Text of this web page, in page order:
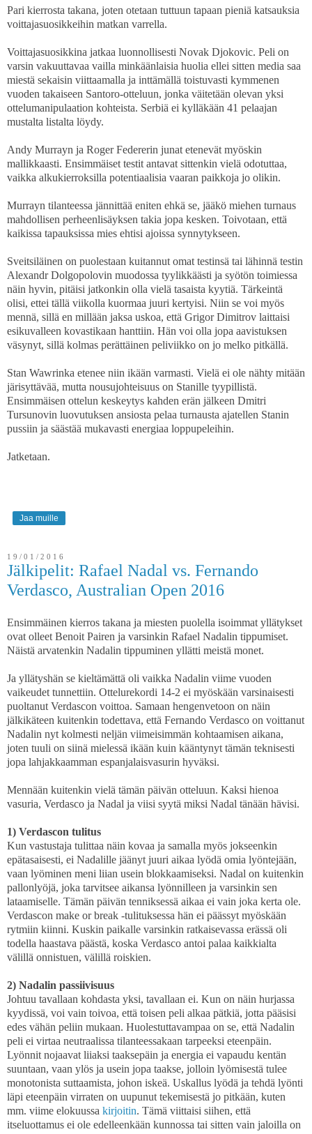
Pari kierrosta takana, joten otetaan tuttuun tapaan pieniä katsauksia
voittajasuosikkeihin matkan varrella.
Voittajasuosikkina jatkaa luonnollisesti Novak Djokovic. Peli on
varsin vakuuttavaa vailla minkäänlaisia huolia ellei sitten media saa
miestä sekaisin viittaamalla ja inttämällä toistuvasti kymmenen
vuoden takaiseen Santoro-otteluun, jonka väitetään olevan yksi
ottelumanipulaation kohteista. Serbiä ei kylläkään 41 pelaajan
mustalta listalta löydy.
Andy Murrayn ja Roger Federerin junat etenevät myöskin
mallikkaasti. Ensimmäiset testit antavat sittenkin vielä odotuttaa,
vaikka alkukierroksilla potentiaalisia vaaran paikkoja jo olikin.
Murrayn tilanteessa jännittää eniten ehkä se, jääkö miehen turnaus
mahdollisen perheenlisäyksen takia jopa kesken. Toivotaan, että
kaikissa tapauksissa mies ehtisi ajoissa synnytykseen.
Sveitsiläinen on puolestaan kuitannut omat testinsä tai lähinnä testin
Alexandr Dolgopolovin muodossa tyylikkäästi ja syötön toimiessa
näin hyvin, pitäisi jatkonkin olla vielä tasaista kyytiä. Tärkeintä
olisi, ettei tällä viikolla kuormaa juuri kertyisi. Niin se voi myös
mennä, sillä en millään jaksa uskoa, että Grigor Dimitrov laittaisi
esikuvalleen kovastikaan hanttiin. Hän voi olla jopa aavistuksen
väsynyt, sillä kolmas perättäinen peliviikko on jo melko pitkällä.
Stan Wawrinka etenee niin ikään varmasti. Vielä ei ole nähty mitään
järisyttävää, mutta nousujohteisuus on Stanille tyypillistä.
Ensimmäisen ottelun keskeytys kahden erän jälkeen Dmitri
Tursunovin luovutuksen ansiosta pelaa turnausta ajatellen Stanin
pussiin ja säästää mukavasti energiaa loppupeleihin.
Jatketaan.
Jaa muille
19/01/2016
Jälkipelit: Rafael Nadal vs. Fernando
Verdasco, Australian Open 2016
Ensimmäinen kierros takana ja miesten puolella isoimmat yllätykset
ovat olleet Benoit Pairen ja varsinkin Rafael Nadalin tippumiset.
Näistä arvatenkin Nadalin tippuminen yllätti meistä monet.
Ja yllätyshän se kieltämättä oli vaikka Nadalin viime vuoden
vaikeudet tunnettiin. Ottelurekordi 14-2 ei myöskään varsinaisesti
puoltanut Verdascon voittoa. Samaan hengenvetoon on näin
jälkikäteen kuitenkin todettava, että Fernando Verdasco on voittanut
Nadalin nyt kolmesti neljän viimeisimmän kohtaamisen aikana,
joten tuuli on siinä mielessä ikään kuin kääntynyt tämän teknisesti
jopa lahjakkaamman espanjalaisvasurin hyväksi.
Mennään kuitenkin vielä tämän päivän otteluun. Kaksi hienoa
vasuria, Verdasco ja Nadal ja viisi syytä miksi Nadal tänään hävisi.
1) Verdascon tulitus
Kun vastustaja tulittaa näin kovaa ja samalla myös jokseenkin
epätasaisesti, ei Nadalille jäänyt juuri aikaa lyödä omia lyöntejään,
vaan lyöminen meni liian usein blokkaamiseksi. Nadal on kuitenkin
pallonlyöjä, joka tarvitsee aikansa lyönnilleen ja varsinkin sen
lataamiselle. Tämän päivän tenniksessä aikaa ei vain joka kerta ole.
Verdascon make or break -tulituksessa hän ei päässyt myöskään
rytmiin kiinni. Kuskin paikalle varsinkin ratkaisevassa erässä oli
todella haastava päästä, koska Verdasco antoi palaa kaikkialta
välillä onnistuen, välillä roiskien.
2) Nadalin passiivisuus
Johtuu tavallaan kohdasta yksi, tavallaan ei. Kun on näin hurjassa
kyydissä, voi vain toivoa, että toisen peli alkaa pätkiä, jotta pääsisi
edes vähän peliin mukaan. Huolestuttavampaa on se, että Nadalin
peli ei virtaa neutraalissa tilanteessakaan tarpeeksi eteenpäin.
Lyönnit nojaavat liiaksi taaksepäin ja energia ei vapaudu kentän
suuntaan, vaan ylös ja usein jopa taakse, jolloin lyömisestä tulee
monotonista suttaamista, johon iskeä. Uskallus lyödä ja tehdä lyönti
läpi eteenpäin virraten on uupunut tekemisestä jo pitkään, kuten
mm. viime elokuussa kirjoitin. Tämä viittaisi siihen, että
itseluottamus ei ole edelleenkään kunnossa tai sitten vain jaloilla on